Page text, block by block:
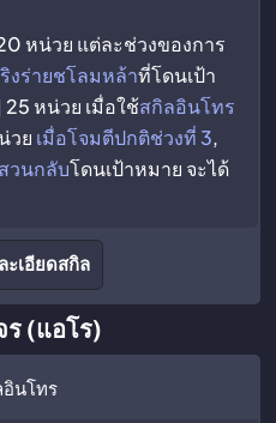
หน่วย แต่ละช่วงของการ
งร่ายชโลมหล้าที่โดนเป้า
หน่วย เมื่อใช้สกิลอินโทร
วย เมื่อโจมตีปกติช่วงที่ 3,
วนกลับโดนเป้าหมาย จะได้
ะเอียดสกิล
(แอโร)
นโทร